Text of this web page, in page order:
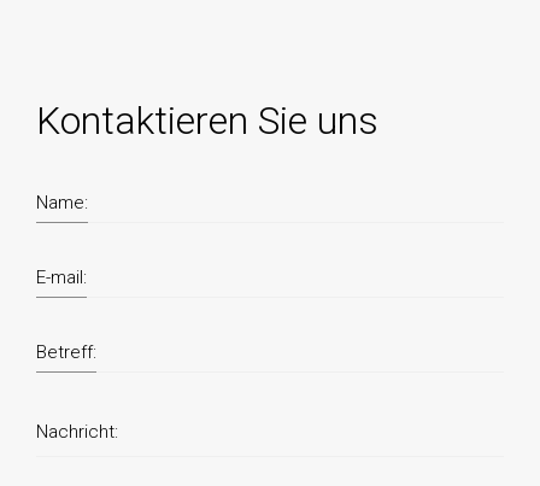
Kontaktieren Sie uns
Name:
E-mail:
Betreff:
Nachricht: